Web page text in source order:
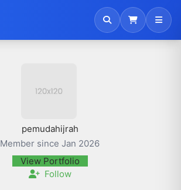
pemudahijrah
Member since Jan 2026
View Portfolio
Follow